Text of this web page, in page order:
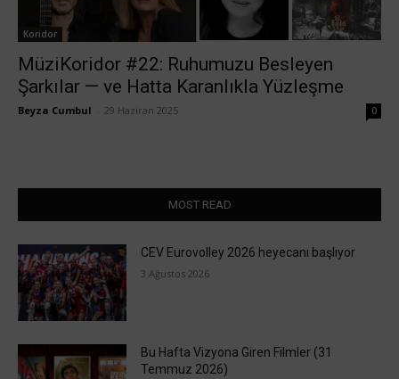
Koridor
MüziKoridor #22: Ruhumuzu Besleyen
Şarkılar — ve Hatta Karanlıkla Yüzleşme
Beyza Cumbul 29 Haziran 2025 0
MOST READ
CEV Eurovolley 2026 heyecanı başlıyor
3 Ağustos 2026
Bu Hafta Vizyona Giren Filmler (31
Temmuz 2026)